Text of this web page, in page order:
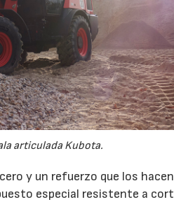
articulada Kubota.
y un refuerzo que los
especial resistente a